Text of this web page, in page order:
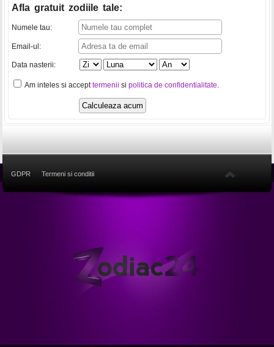
Afla gratuit zodiile tale:
Numele tau:
Email-ul:
Data nasterii:
Am inteles si accepttermenii si politica de confidentialitate.
GDPR Termeni si conditii